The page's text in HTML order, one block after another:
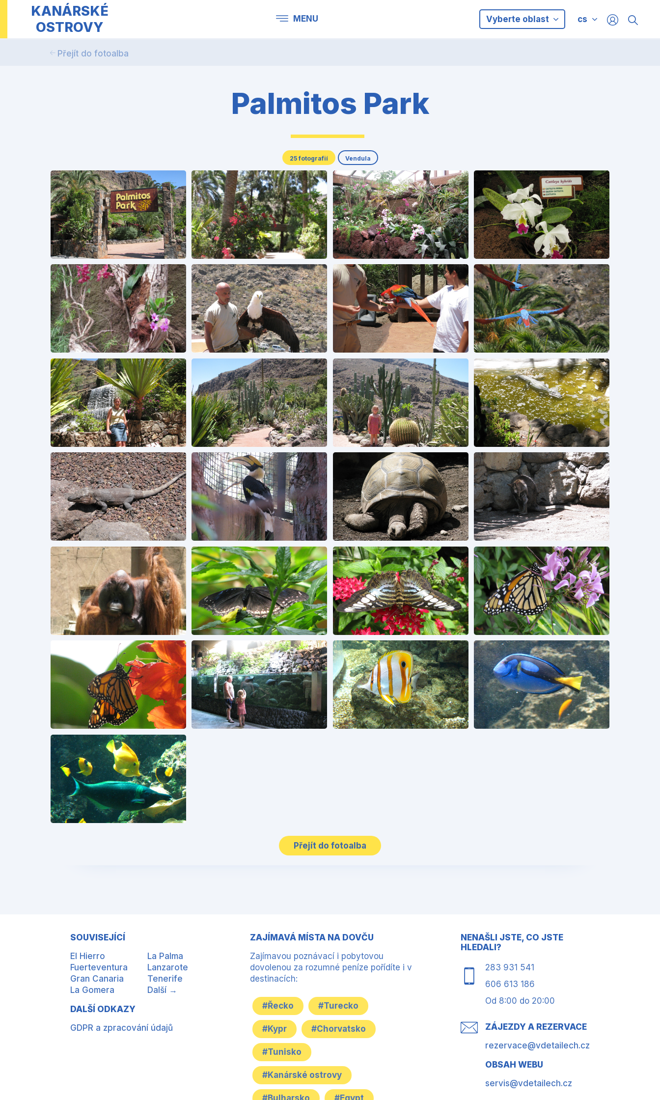
KANÁRSKÉ
OSTROVY
MENU Vyberte oblast cs
Přejít do fotoalba
Palmitos Park
25 fotografií Vendula
Přejít do fotoalba
SOUVISEJÍCÍ
El Hierro
Fuerteventura
Gran Canaria
La Gomera
La Palma
Lanzarote
Tenerife
Další →
DALŠÍ ODKAZY
GDPR a zpracování údajů
ZAJÍMAVÁ MÍSTA NA DOVČU
Zajímavou poznávací i pobytovou
dovolenou za rozumné peníze pořídíte i v
destinacích:
#Řecko #Turecko
#Kypr #Chorvatsko
#Tunisko
#Kanárské ostrovy
#Bulharsko #Egypt
NENAŠLI JSTE, CO JSTE
HLEDALI?
283 931 541
606 613 186
Od 8:00 do 20:00
ZÁJEZDY A REZERVACE
rezervace@vdetailech.cz
OBSAH WEBU
servis@vdetailech.cz